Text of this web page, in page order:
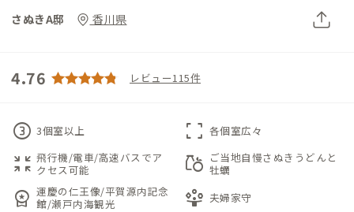
さぬきA邸 香川県
4.76 レビュー115件
counter_3 3個室以上 fullscreen 各個室広々
zoom_in_map 飛行機/電車/高速バスでア
クセス可能
grocery ご当地自慢さぬきうどんと
牡蠣
workspace_premium 運慶の仁王像/平賀源内記念
館/瀬戸内海観光
person_play 夫婦家守